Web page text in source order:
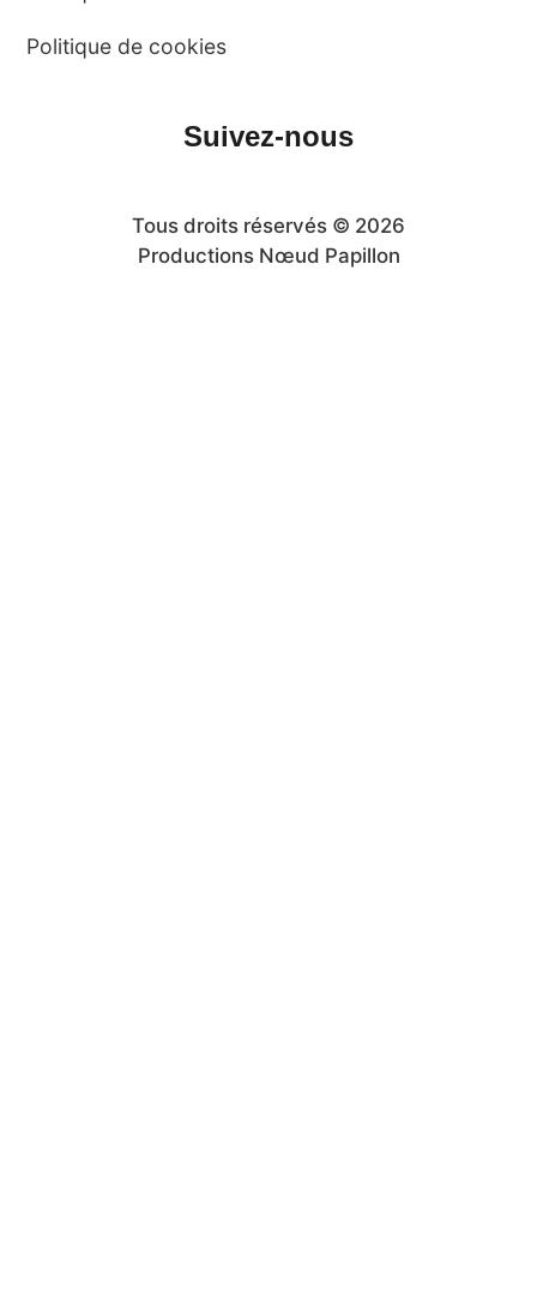
Politique de cookies
Suivez-nous
Tous droits réservés © 2026
Productions Nœud Papillon